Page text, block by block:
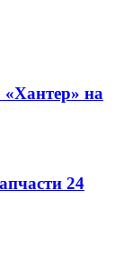
на
24